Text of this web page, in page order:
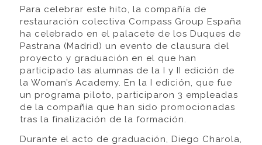
Para celebrar este hito, la compañía de
restauración colectiva Compass Group España
ha celebrado en el palacete de los Duques de
Pastrana (Madrid) un evento de clausura del
proyecto y graduación en el que han
participado las alumnas de la I y II edición de
la Woman’s Academy. En la I edición, que fue
un programa piloto, participaron 3 empleadas
de la compañía que han sido promocionadas
tras la finalización de la formación.
Durante el acto de graduación, Diego Charola,